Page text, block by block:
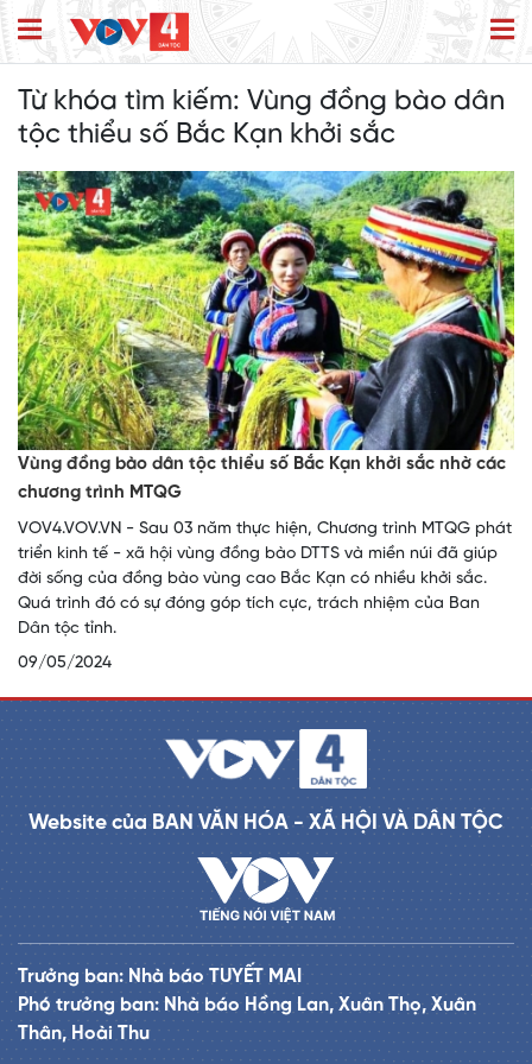
Từ khóa tìm kiếm: Vùng đồng bào dân
tộc thiểu số Bắc Kạn khởi sắc
Vùng đồng bào dân tộc thiểu số Bắc Kạn khởi sắc nhờ các
chương trình MTQG
VOV4.VOV.VN - Sau 03 năm thực hiện, Chương trình MTQG phát
triển kinh tế - xã hội vùng đồng bào DTTS và miền núi đã giúp
đời sống của đồng bào vùng cao Bắc Kạn có nhiều khởi sắc.
Quá trình đó có sự đóng góp tích cực, trách nhiệm của Ban
Dân tộc tỉnh.
09/05/2024
Website của BAN VĂN HÓA - XÃ HỘI VÀ DÂN TỘC
Trưởng ban: Nhà báo TUYẾT MAI
Phó trưởng ban: Nhà báo Hồng Lan, Xuân Thọ, Xuân
Thân, Hoài Thu